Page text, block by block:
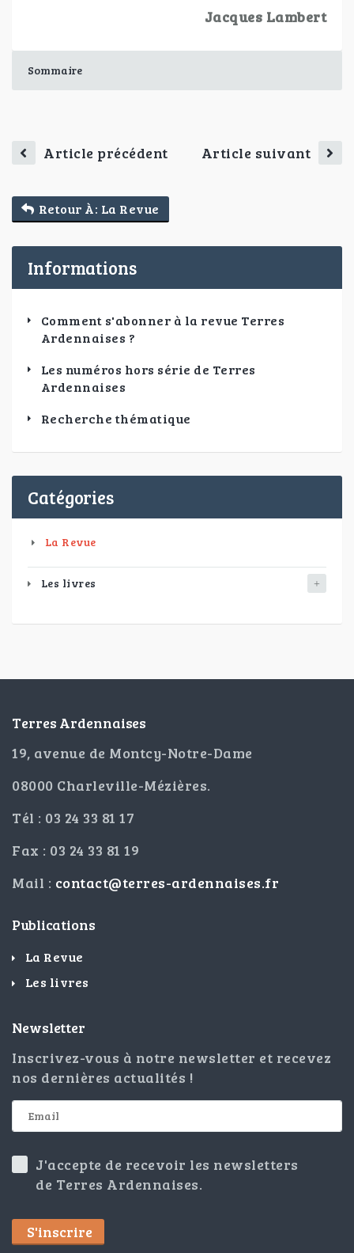
Informations
Comment s'abonner à la revue Terres
Ardennaises ?
Les numéros hors série de Terres
Ardennaises
Recherche thématique
Catégories
La Revue
Les livres
Jacques Lambert
Sommaire
Article précédent Article suivant
Retour À: La Revue
Terres Ardennaises
19, avenue de Montcy-Notre-Dame
08000 Charleville-Mézières.
Tél : 03 24 33 81 17
Fax : 03 24 33 81 19
Mail : contact@terres-ardennaises.fr
Publications
La Revue
Les livres
Newsletter
Inscrivez-vous à notre newsletter et recevez
nos dernières actualités !
J'accepte de recevoir les newsletters
de Terres Ardennaises.
S'inscrire